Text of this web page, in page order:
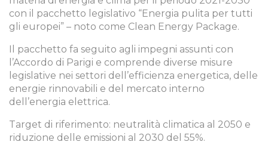
con il pacchetto legislativo “Energia pulita per tutti
gli europei” – noto come Clean Energy Package.
Il pacchetto fa seguito agli impegni assunti con
l’Accordo di Parigi e comprende diverse misure
legislative nei settori dell’efficienza energetica, delle
energie rinnovabili e del mercato interno
dell’energia elettrica.
Target di riferimento: neutralità climatica al 2050 e
riduzione delle emissioni al 2030 del 55%.